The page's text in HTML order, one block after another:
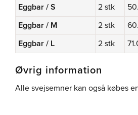
Eggbar / S
2 stk
Eggbar / M
2 stk
Eggbar / L
2 stk
Øvrig information
Alle svejsemner kan også købes